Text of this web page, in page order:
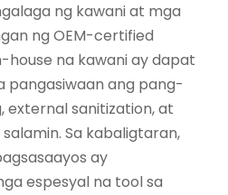
ng kawani at mga
ng OEM-certified
house na kawani ay dapat
pangasiwaan ang pang-
sanitization, at
Sa kabaligtaran,
ay
espesyal na tool sa